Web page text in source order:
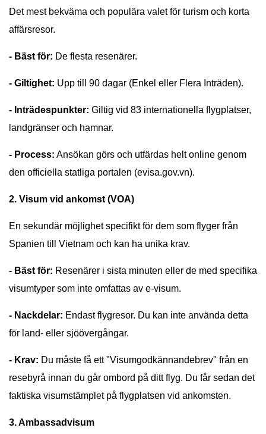
Det mest bekväma och populära valet för turism och korta
affärsresor.
- Bäst för: De flesta resenärer.
- Giltighet: Upp till 90 dagar (Enkel eller Flera Inträden).
- Inträdespunkter: Giltig vid 83 internationella flygplatser,
landgränser och hamnar.
- Process: Ansökan görs och utfärdas helt online genom
den officiella statliga portalen (evisa.gov.vn).
2. Visum vid ankomst (VOA)
En sekundär möjlighet specifikt för dem som flyger från
Spanien till Vietnam och kan ha unika krav.
- Bäst för: Resenärer i sista minuten eller de med specifika
visumtyper som inte omfattas av e-visum.
- Nackdelar: Endast flygresor. Du kan inte använda detta
för land- eller sjöövergångar.
- Krav: Du måste få ett "Visumgodkännandebrev" från en
resebyrå innan du går ombord på ditt flyg. Du får sedan det
faktiska visumstämplet på flygplatsen vid ankomsten.
3. Ambassadvisum